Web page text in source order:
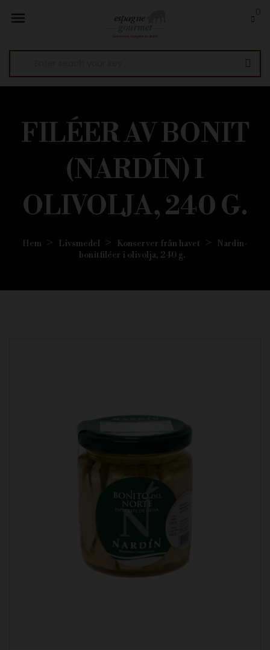

FILÉER AV BONIT
(NARDÍN) I
OLIVOLJA, 240 G.
Hem Livsmedel Konserver från havet
Nardin-
bonitfiléer i olivolja, 240 g.